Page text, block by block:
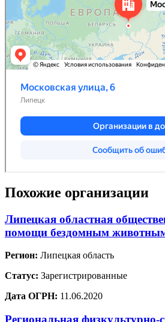
Похожие организации
Липецкая областная
помощи бездомным
Регион: Липецкая область
Статус: Зарегистрированные
Дата ОГРН: 11.06.2020
Региональная физкультурно-